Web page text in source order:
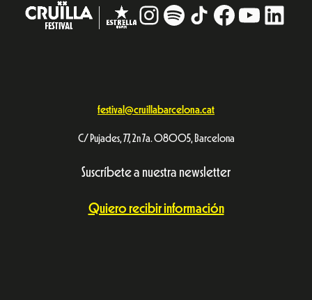
Instagram
# TikTokFacebook
festival@cruillabarcelona.cat
C/ Pujades, 77, 2n 7a. 08005, Barcelona
Suscríbete a nuestra newsletter
Quiero recibir información